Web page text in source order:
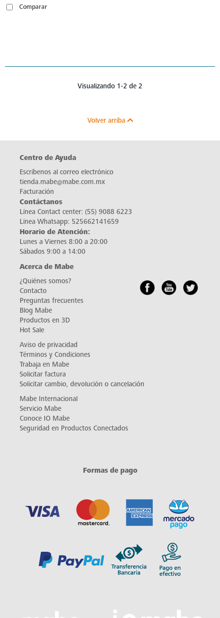
Comparar
Visualizando 1-2 de 2
Volver arriba
Centro de Ayuda
Escríbenos al correo electrónico
tienda.mabe@mabe.com.mx
Facturación
Contáctanos
Línea Contact center: (55) 9088 6223
Línea Whatsapp: 525662141659
Horario de Atención:
Lunes a Viernes 8:00 a 20:00
Sábados 9:00 a 14:00
Acerca de Mabe
¿Quiénes somos?
Contacto
Preguntas frecuentes
Blog Mabe
Productos en 3D
Hot Sale
Aviso de privacidad
Términos y Condiciones
Trabaja en Mabe
Solicitar factura
Solicitar cambio, devolución o cancelación
Mabe Internacional
Servicio Mabe
Conoce IO Mabe
Seguridad en Productos Conectados
Formas de pago